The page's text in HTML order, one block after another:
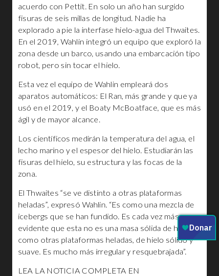
acuerdo con Pettit. En solo un año han surgido
fisuras de seis millas de longitud. Nadie ha
explorado a pie la interfase hielo-agua del Thwaites.
En el 2019, Wahlin integró un equipo que exploró la
zona desde un barco, usando una embarcación tipo
robot, pero sin tocar el hielo.
Esta vez el equipo de Wahlin empleará dos
aparatos automáticos: El Ran, más grande y que ya
usó en el 2019, y el Boaty McBoatface, que es más
ágil y de mayor alcance.
Los científicos medirán la temperatura del agua, el
lecho marino y el espesor del hielo. Estudiarán las
fisuras del hielo, su estructura y las focas de la
zona.
El Thwaites “se ve distinto a otras plataformas
heladas”, expresó Wahlin. “Es como una mezcla de
icebergs que se han fundido. Es cada vez más
evidente que esta no es una masa sólida de hielo,
como otras plataformas heladas, de hielo sólido y
suave. Es mucho más irregular y resquebrajada”.
LEA LA NOTICIA COMPLETA EN